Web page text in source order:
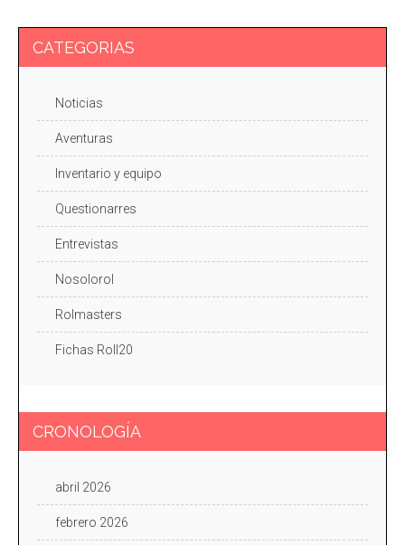
CATEGORIAS
Noticias
Aventuras
Inventario y equipo
Questionarres
Entrevistas
Nosolorol
Rolmasters
Fichas Roll20
CRONOLOGÍA
abril 2026
febrero 2026